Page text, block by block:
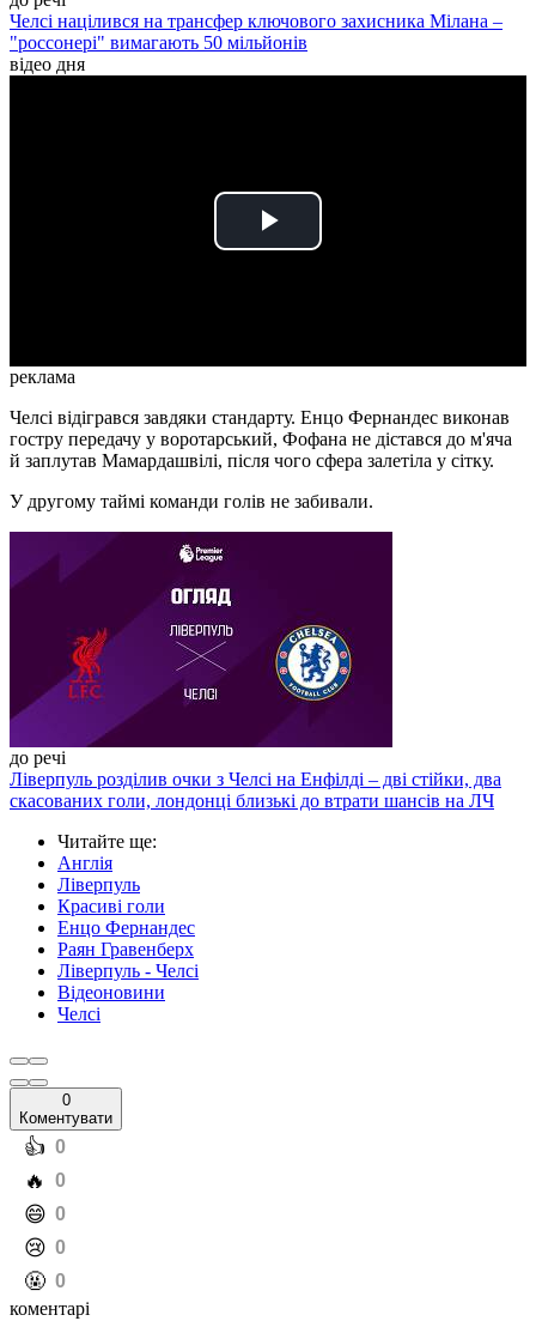
Челсі націлився на трансфер ключового захисника Мілана –
"россонері" вимагають 50 мільйонів
відео дня
Play
реклама
Челсі відігрався завдяки стандарту. Енцо Фернандес виконав
гостру передачу у воротарський, Фофана не дістався до м'яча
й заплутав Мамардашвілі, після чого сфера залетіла у сітку.
У другому таймі команди голів не забивали.
до речі
Ліверпуль розділив очки з Челсі на Енфілді – дві стійки, два
скасованих голи, лондонці близькі до втрати шансів на ЛЧ
Читайте ще:
Англія
Ліверпуль
Красиві голи
Енцо Фернандес
Раян Гравенберх
Ліверпуль - Челсі
Відеоновини
Челсі
0
Коментувати
️👍 0
️🔥 0
️😄 0
️😢 0
️🤬 0
коментарі